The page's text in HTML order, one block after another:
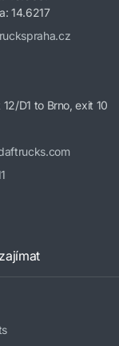
14.6217
D1 to Brno, exit 10